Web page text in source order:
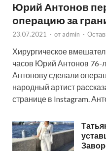
Юрий Антонов
операцию за
23.07.2021 - от admin -
Хирургическое
часов Юрий Антонов
Антонову сделали
народный артист
странице в Instagram.